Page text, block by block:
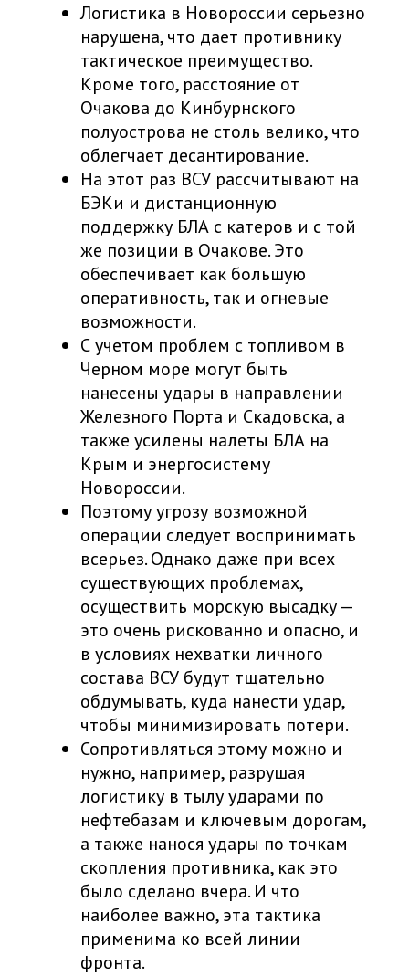
Логистика в Новороссии серьезно
нарушена, что дает противнику
тактическое преимущество.
Кроме того, расстояние от
Очакова до Кинбурнского
полуострова не столь велико, что
облегчает десантирование.
На этот раз ВСУ рассчитывают на
БЭКи и дистанционную
поддержку БЛА с катеров и с той
же позиции в Очакове. Это
обеспечивает как большую
оперативность, так и огневые
возможности.
С учетом проблем с топливом в
Черном море могут быть
нанесены удары в направлении
Железного Порта и Скадовска, а
также усилены налеты БЛА на
Крым и энергосистему
Новороссии.
Поэтому угрозу возможной
операции следует воспринимать
всерьез. Однако даже при всех
существующих проблемах,
осуществить морскую высадку —
это очень рискованно и опасно, и
в условиях нехватки личного
состава ВСУ будут тщательно
обдумывать, куда нанести удар,
чтобы минимизировать потери.
Сопротивляться этому можно и
нужно, например, разрушая
логистику в тылу ударами по
нефтебазам и ключевым дорогам,
а также нанося удары по точкам
скопления противника, как это
было сделано вчера. И что
наиболее важно, эта тактика
применима ко всей линии
фронта.